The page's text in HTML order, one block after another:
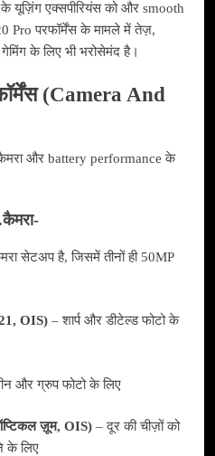
यूज़िंग एक्सपीरियंस को और smooth
Pro परफॉर्मेंस के मामले में तेज़,
के लिए भी भरोसेमंद है।
(Camera And
और battery performance के
सेटअप है, जिसमें तीनों ही 50MP
OIS) – शार्प और डीटेल्ड फोटो के
और ग्रुप फोटो के लिए
ज़ूम, OIS) – दूर की चीज़ों को
के लिए